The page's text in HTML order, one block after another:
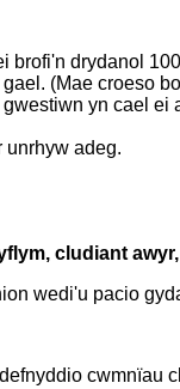
brofi'n drydanol
(Mae croeso
yn cael ei
unrhyw adeg.
cludiant
wedi'u pacio
cwmnïau